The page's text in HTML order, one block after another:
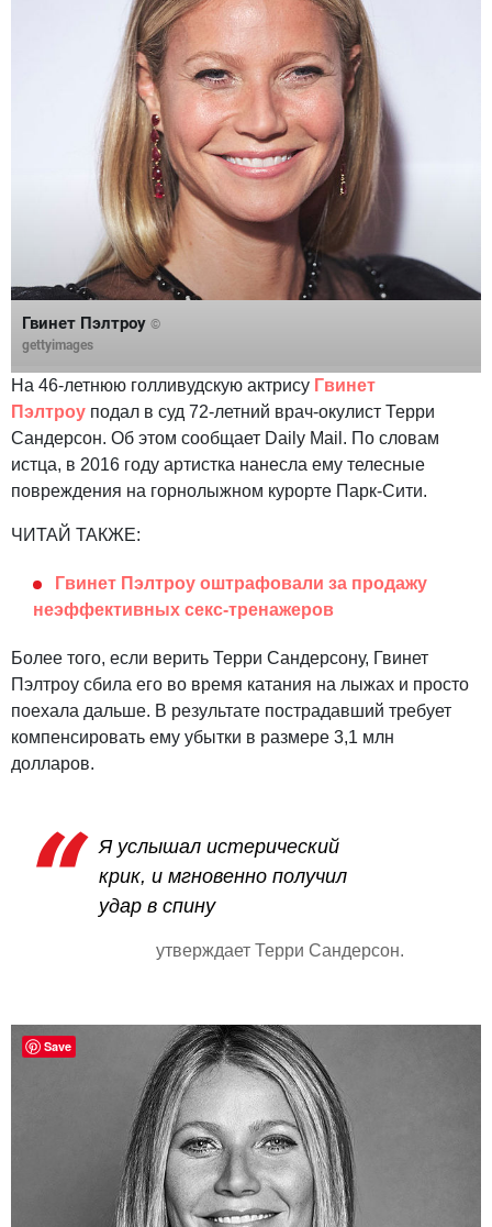
Гвинет Пэлтроу ©
gettyimages
На 46-летнюю голливудскую актрису Гвинет
Пэлтроу подал в суд 72-летний врач-окулист Терри
Сандерсон. Об этом сообщает Daily Mail. По словам
истца, в 2016 году артистка нанесла ему телесные
повреждения на горнолыжном курорте Парк-Сити.
ЧИТАЙ ТАКЖЕ:
Гвинет Пэлтроу оштрафовали за продажу
неэффективных секс-тренажеров
Более того, если верить Терри Сандерсону, Гвинет
Пэлтроу сбила его во время катания на лыжах и просто
поехала дальше. В результате пострадавший требует
компенсировать ему убытки в размере 3,1 млн
долларов.
Я услышал истерический
крик, и мгновенно получил
удар в спину
утверждает Терри Сандерсон.
Save